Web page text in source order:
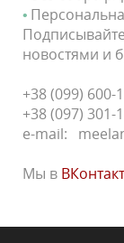
новостями и
+38 (099) 600-
+38 (097)
e-mail:
Мы в